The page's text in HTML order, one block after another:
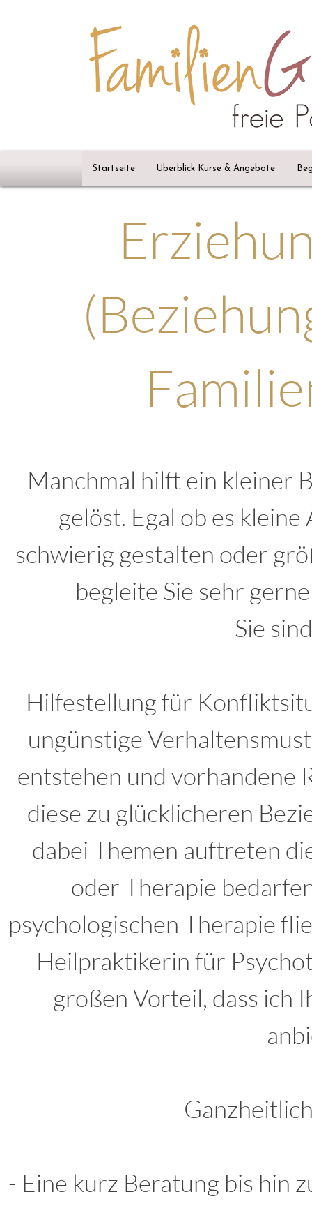
Startseite Überblick Kurse & Angebote
Manchmal hilft ein kleiner
gelöst. Egal ob es
schwierig gestalten oder
begleite Sie sehr
Sie
Hilfestellung für
ungünstige
entstehen und vorhandene
diese zu glücklicheren
dabei Themen auftreten
oder Therapie
psychologischen Therapie
Heilpraktikerin für
großen Vorteil, dass ich
- Eine kurz Beratung bis hin